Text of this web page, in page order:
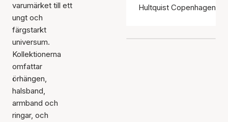
varumärket till ett
ungt och
färgstarkt
universum.
Kollektionerna
omfattar
örhängen,
halsband,
armband och
ringar, och
Hultquist Copenhagen